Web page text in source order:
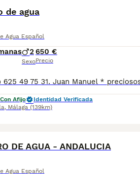
de agua
Agua Español
2
Sexo
650 €
Precio
Con Afijo
Identidad Verificada
, Málaga (139km)
DE AGUA - ANDALUCIA
Agua Español